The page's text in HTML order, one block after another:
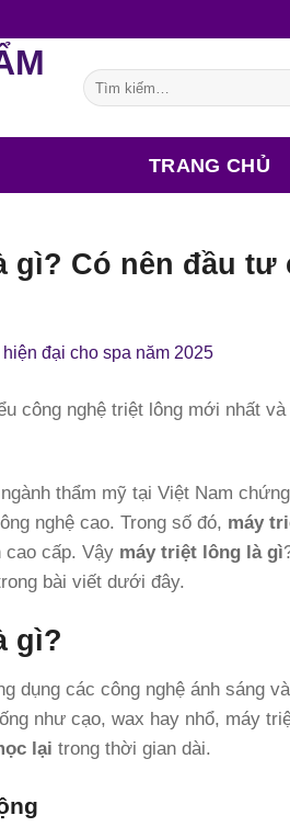
Tìm
kiếm:
TRANG CHỦ
gì? Có nên đầu tư
công nghệ triệt lông mới nhất
thẩm mỹ tại Việt Nam
nghệ cao. Trong số đó, máy
cao cấp. Vậy máy triệt lông là gì
bài viết dưới đây.
gì?
dụng các công nghệ ánh sáng
như cạo, wax hay nhổ, máy
lại trong thời gian dài.